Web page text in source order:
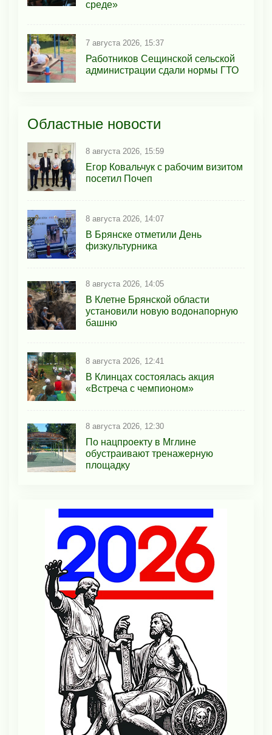
среде»
7 августа 2026, 15:37
Работников Сещинской сельской
администрации сдали нормы ГТО
Областные новости
8 августа 2026, 15:59
Егор Ковальчук с рабочим визитом
посетил Почеп
8 августа 2026, 14:07
В Брянске отметили День
физкультурника
8 августа 2026, 14:05
В Клетне Брянской области
установили новую водонапорную
башню
8 августа 2026, 12:41
В Клинцах состоялась акция
«Встреча с чемпионом»
8 августа 2026, 12:30
По нацпроекту в Мглине
обустраивают тренажерную
площадку